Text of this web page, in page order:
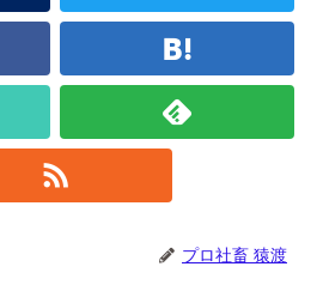
プロ社畜 猿渡